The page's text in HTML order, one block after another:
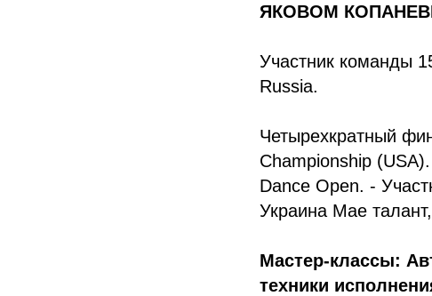
ЯКОВОМ
Участник команды
Russia.
Четырехкратный
Championship
Dance Open. -
Украина Мае
Мастер-классы:
техники